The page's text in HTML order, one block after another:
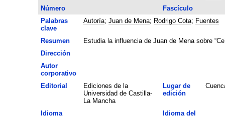
Número Fascículo
Palabras
clave
Autoría; Juan de Mena; Rodrigo Cota; Fuentes
Resumen
Estudia la influencia de Juan de Mena sobre
Dirección
Autor
corporativo
Editorial
Ediciones de la
Universidad de Castilla-
La Mancha
Lugar de
edición
Idioma
Idioma del